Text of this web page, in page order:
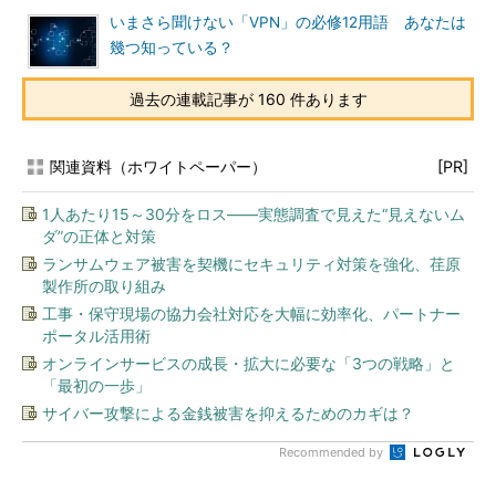
いまさら聞けない「VPN」の必修12用語 あなたは
幾つ知っている？
過去の連載記事が 160 件あります
関連資料（ホワイトペーパー） [PR]
1人あたり15～30分をロス――実態調査で見えた“見えないム
ダ”の正体と対策
ランサムウェア被害を契機にセキュリティ対策を強化、荏原
製作所の取り組み
工事・保守現場の協力会社対応を大幅に効率化、パートナー
ポータル活用術
オンラインサービスの成長・拡大に必要な「3つの戦略」と
「最初の一歩」
サイバー攻撃による金銭被害を抑えるためのカギは？
Recommended by